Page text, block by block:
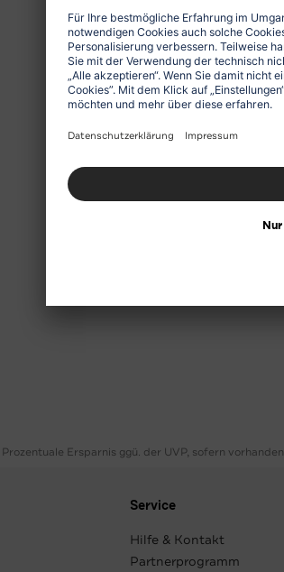
Ersparnis ggü. der UVP, sofern vorhanden
Service
Hilfe & Kontakt
Partnerprogramm